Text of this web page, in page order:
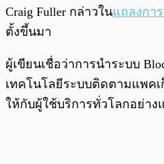
Craig Fuller กล่าวในแถลงกา
ตั้งขึ้นมา
ผู้เขียนเชื่อว่าการนำระบบ
เทคโนโลยีระบบติดตามแพค
ให้กับผู้ใช้บริการทั่วโลกอย่า